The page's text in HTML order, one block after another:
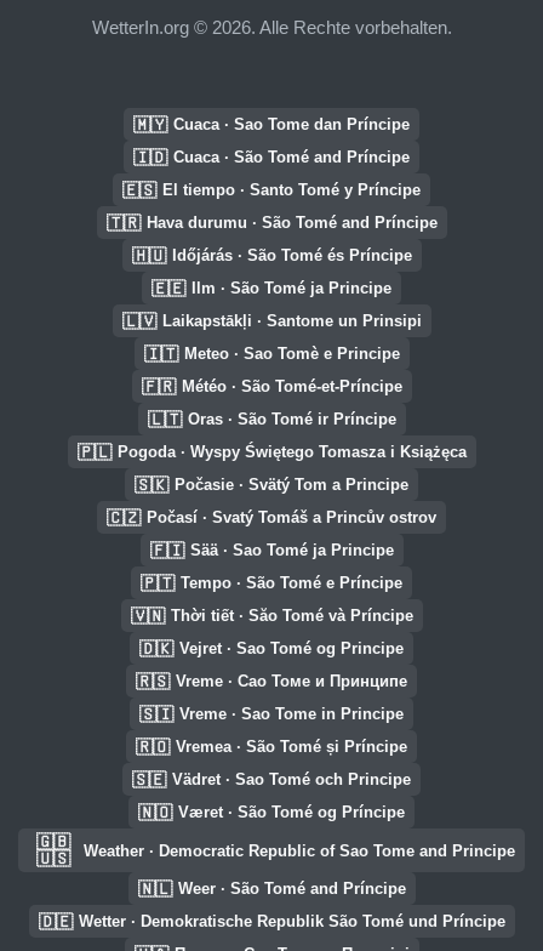
WetterIn.org © 2026. Alle Rechte vorbehalten.
🇲🇾 Cuaca · Sao Tome dan Príncipe
🇮🇩 Cuaca · São Tomé and Príncipe
🇪🇸 El tiempo · Santo Tomé y Príncipe
🇹🇷 Hava durumu · São Tomé and Príncipe
🇭🇺 Időjárás · São Tomé és Príncipe
🇪🇪 Ilm · São Tomé ja Principe
🇱🇻 Laikapstākļi · Santome un Prinsipi
🇮🇹 Meteo · Sao Tomè e Principe
🇫🇷 Météo · São Tomé-et-Príncipe
🇱🇹 Oras · São Tomé ir Príncipe
🇵🇱 Pogoda · Wyspy Świętego Tomasza i Książęca
🇸🇰 Počasie · Svätý Tom a Principe
🇨🇿 Počasí · Svatý Tomáš a Princův ostrov
🇫🇮 Sää · Sao Tomé ja Principe
🇵🇹 Tempo · São Tomé e Príncipe
🇻🇳 Thời tiết · Săo Tomé và Príncipe
🇩🇰 Vejret · Sao Tomé og Principe
🇷🇸 Vreme · Сао Томе и Принципе
🇸🇮 Vreme · Sao Tome in Principe
🇷🇴 Vremea · São Tomé și Príncipe
🇸🇪 Vädret · Sao Tomé och Principe
🇳🇴 Været · São Tomé og Príncipe
🇬🇧
🇺🇸
Weather · Democratic Republic of Sao Tome and Principe
🇳🇱 Weer · São Tomé and Príncipe
🇩🇪 Wetter · Demokratische Republik São Tomé und Príncipe